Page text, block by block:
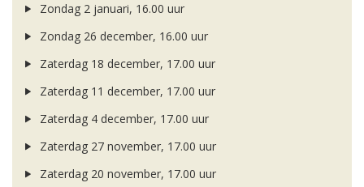
Zondag 2 januari, 16.00 uur
Zondag 26 december, 16.00 uur
Zaterdag 18 december, 17.00 uur
Zaterdag 11 december, 17.00 uur
Zaterdag 4 december, 17.00 uur
Zaterdag 27 november, 17.00 uur
Zaterdag 20 november, 17.00 uur